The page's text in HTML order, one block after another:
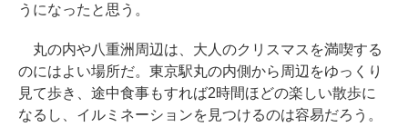
うになったと思う。
丸の内や八重洲周辺は、大人のクリスマスを満喫する
のにはよい場所だ。東京駅丸の内側から周辺をゆっくり
見て歩き、途中食事もすれば2時間ほどの楽しい散歩に
なるし、イルミネーションを見つけるのは容易だろう。